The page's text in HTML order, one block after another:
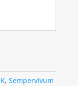
K, Sempervivum